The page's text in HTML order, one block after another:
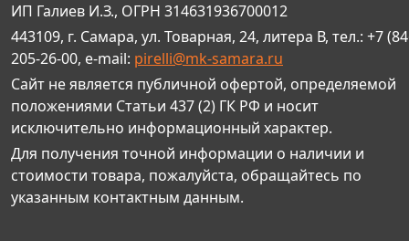
ИП Галиев И.З., ОГРН 314631936700012
443109, г. Самара, ул. Товарная, 24, литера В, тел.: +7
205-26-00, e-mail: pirelli@mk-samara.ru
Сайт не является публичной офертой, определяемой
положениями Статьи 437 (2) ГК РФ и носит
исключительно информационный характер.
Для получения точной информации о наличии и
стоимости товара, пожалуйста, обращайтесь по
указанным контактным данным.